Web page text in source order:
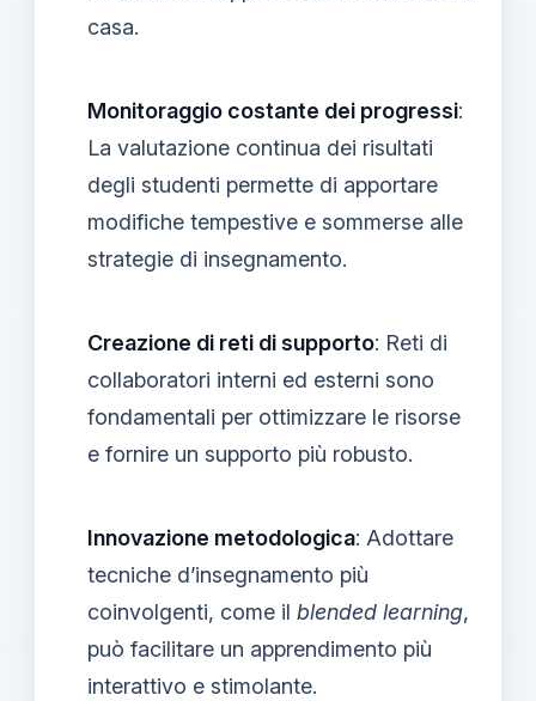
casa.
Monitoraggio costante dei progressi:
La valutazione continua dei risultati
degli studenti permette di apportare
modifiche tempestive e sommerse alle
strategie di insegnamento.
Creazione di reti di supporto: Reti di
collaboratori interni ed esterni sono
fondamentali per ottimizzare le risorse
e fornire un supporto più robusto.
Innovazione metodologica: Adottare
tecniche d’insegnamento più
coinvolgenti, come il blended learning,
può facilitare un apprendimento più
interattivo e stimolante.